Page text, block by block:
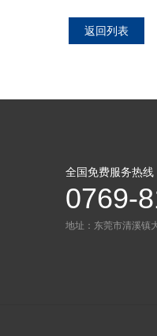
返回列表
全国免费服务热线
0769-
地址：东莞市清溪镇